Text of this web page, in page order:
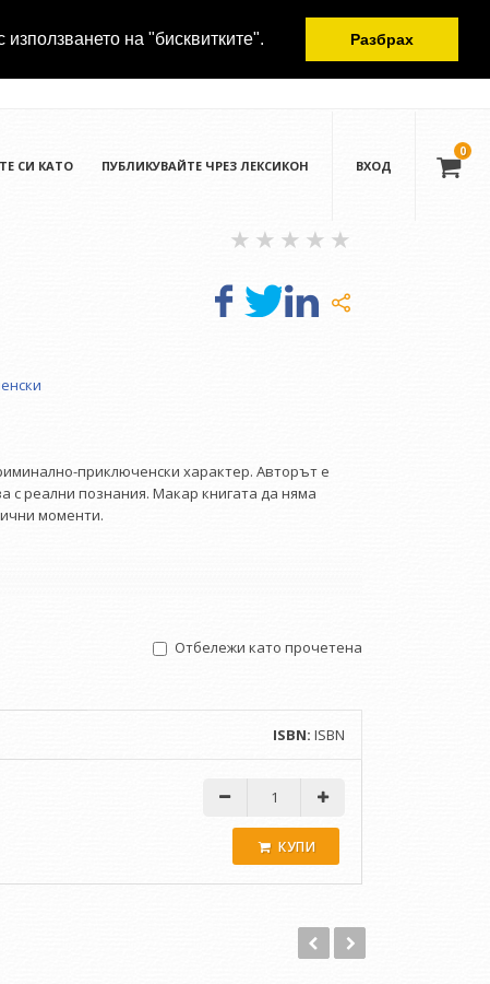
на "бисквитките". Разбрах
СИ КАТО ПУБЛИКУВАЙТЕ ЧРЕЗ ЛЕКСИКОН ВХОД
0
приключенски характер. Авторът е
с реални позна­ния. Макар книгата да няма
моменти.
пред читателите, няма да ги
има толкоз невероятни неща.“
Отбележи като прочетена
ISBN: ISBN
КУПИ